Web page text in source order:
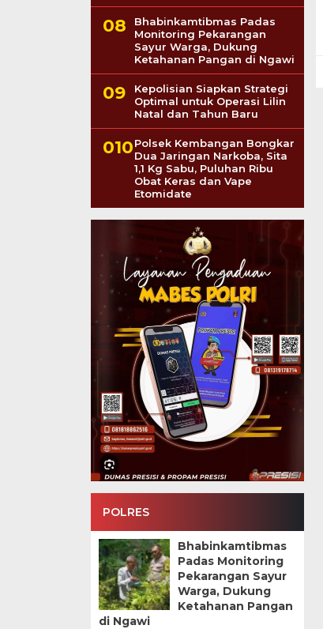
Bhabinkamtibmas Padas
Monitoring Pekarangan
Sayur Warga, Dukung
Ketahanan Pangan di Ngawi
Kepolisian Siapkan Strategi
Optimal untuk Operasi Lilin
Natal dan Tahun Baru
Polsek Kembangan Bongkar
Dua Jaringan Narkoba, Sita
1,1 Kg Sabu, Puluhan Ribu
Obat Keras dan Vape
Etomidate
POLRES
Bhabinkamtibmas
Padas Monitoring
Pekarangan Sayur
Warga, Dukung
Ketahanan Pangan
di Ngawi